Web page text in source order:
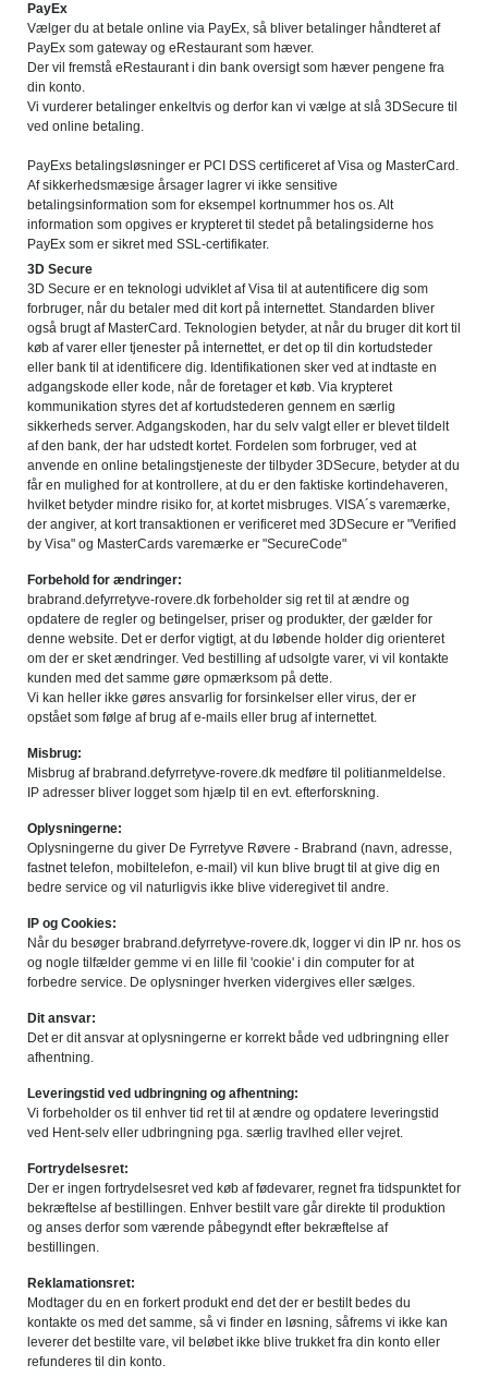
PayEx
Vælger du at betale online via PayEx, så bliver betalinger håndteret af
PayEx som gateway og eRestaurant som hæver.
Der vil fremstå eRestaurant i din bank oversigt som hæver pengene fra
din konto.
Vi vurderer betalinger enkeltvis og derfor kan vi vælge at slå 3DSecure til
ved online betaling.
PayExs betalingsløsninger er PCI DSS certificeret af Visa og MasterCard.
Af sikkerhedsmæsige årsager lagrer vi ikke sensitive
betalingsinformation som for eksempel kortnummer hos os. Alt
information som opgives er krypteret til stedet på betalingsiderne hos
PayEx som er sikret med SSL-certifikater.
3D Secure
3D Secure er en teknologi udviklet af Visa til at autentificere dig som
forbruger, når du betaler med dit kort på internettet. Standarden bliver
også brugt af MasterCard. Teknologien betyder, at når du bruger dit kort til
køb af varer eller tjenester på internettet, er det op til din kortudsteder
eller bank til at identificere dig. Identifikationen sker ved at indtaste en
adgangskode eller kode, når de foretager et køb. Via krypteret
kommunikation styres det af kortudstederen gennem en særlig
sikkerheds server. Adgangskoden, har du selv valgt eller er blevet tildelt
af den bank, der har udstedt kortet. Fordelen som forbruger, ved at
anvende en online betalingstjeneste der tilbyder 3DSecure, betyder at du
får en mulighed for at kontrollere, at du er den faktiske kortindehaveren,
hvilket betyder mindre risiko for, at kortet misbruges. VISA´s varemærke,
der angiver, at kort transaktionen er verificeret med 3DSecure er "Verified
by Visa" og MasterCards varemærke er "SecureCode"
Forbehold for ændringer:
brabrand.defyrretyve-rovere.dk forbeholder sig ret til at ændre og
opdatere de regler og betingelser, priser og produkter, der gælder for
denne website. Det er derfor vigtigt, at du løbende holder dig orienteret
om der er sket ændringer. Ved bestilling af udsolgte varer, vi vil kontakte
kunden med det samme gøre opmærksom på dette.
Vi kan heller ikke gøres ansvarlig for forsinkelser eller virus, der er
opstået som følge af brug af e-mails eller brug af internettet.
Misbrug:
Misbrug af brabrand.defyrretyve-rovere.dk medføre til politianmeldelse.
IP adresser bliver logget som hjælp til en evt. efterforskning.
Oplysningerne:
Oplysningerne du giver De Fyrretyve Røvere - Brabrand (navn, adresse,
fastnet telefon, mobiltelefon, e-mail) vil kun blive brugt til at give dig en
bedre service og vil naturligvis ikke blive videregivet til andre.
IP og Cookies:
Når du besøger brabrand.defyrretyve-rovere.dk, logger vi din IP nr. hos os
og nogle tilfælder gemme vi en lille fil 'cookie' i din computer for at
forbedre service. De oplysninger hverken vidergives eller sælges.
Dit ansvar:
Det er dit ansvar at oplysningerne er korrekt både ved udbringning eller
afhentning.
Leveringstid ved udbringning og afhentning:
Vi forbeholder os til enhver tid ret til at ændre og opdatere leveringstid
ved Hent-selv eller udbringning pga. særlig travlhed eller vejret.
Fortrydelsesret:
Der er ingen fortrydelsesret ved køb af fødevarer, regnet fra tidspunktet for
bekræftelse af bestillingen. Enhver bestilt vare går direkte til produktion
og anses derfor som værende påbegyndt efter bekræftelse af
bestillingen.
Reklamationsret:
Modtager du en en forkert produkt end det der er bestilt bedes du
kontakte os med det samme, så vi finder en løsning, såfrems vi ikke kan
leverer det bestilte vare, vil beløbet ikke blive trukket fra din konto eller
refunderes til din konto.